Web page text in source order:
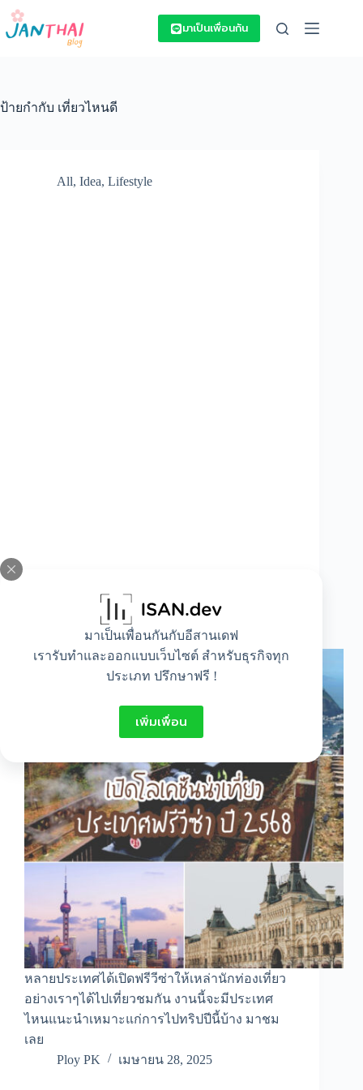
Skip
content
มาเป็นเพื่อนกันกับอีสานเดฟ
เรารับทำและออกแบบเว็บไซต์ สำหรับธุรกิจทุก
ประเภท ปรึกษาฟรี !
เพิ่มเพื่อน
มาเป็นเพื่อนกัน
ป้ายกำกับ เที่ยวไหนดี
All, Idea, Lifestyle
เปิดโลเคชั่นฟรีวีซ่า 2568 ทริปนี้มีประเทศไหนน่า
หลายประเทศได้เปิดฟรีวีซ่าให้เหล่านักท่องเที่ยว
อย่างเราๆได้ไปเที่ยวชมกัน งานนี้จะมีประเทศ
ไหนแนะนำเหมาะแก่การไปทริปปีนี้บ้าง มาชม
เลย
Ploy PK
เมษายน 28, 2025